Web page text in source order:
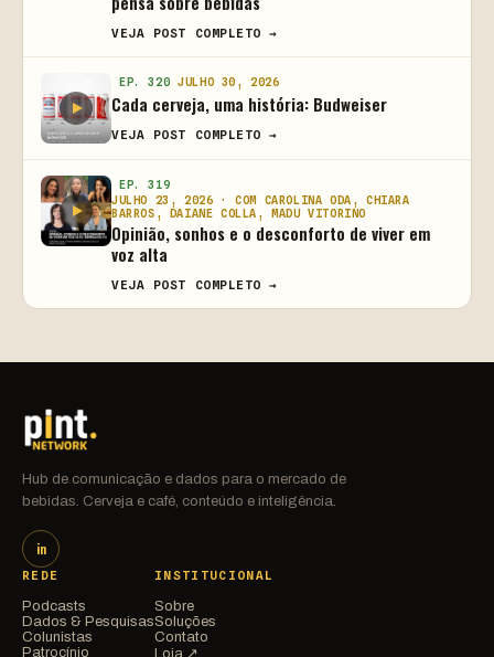
VEJA POST COMPLETO →
EP. 320 JULHO 30, 2026
Cada cerveja, uma história: Budweiser
VEJA POST COMPLETO →
EP. 319
JULHO 23, 2026 · COM CAROLINA ODA, CHIARA
BARROS, DAIANE COLLA, MADU VITORINO
Opinião, sonhos e o desconforto de viver em
voz alta
VEJA POST COMPLETO →
Hub de comunicação e dados para o mercado de
bebidas. Cerveja e café, conteúdo e inteligência.
in
REDE
Podcasts
Dados & Pesquisas
Colunistas
Patrocínio
INSTITUCIONAL
Sobre
Soluções
Contato